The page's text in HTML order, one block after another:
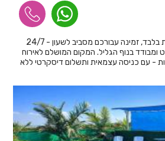
דירת נופש רומנטית לזוגות בלבד, זמינה עבורכם מסביב לשעון - 24/7
בנוף הגליל. המקום המושלם לאירוח
- עם כניסה עצמאית ותשלום דיסקרטי ללא